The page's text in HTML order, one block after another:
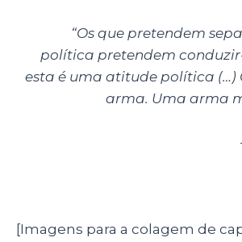
“Os que pretendem
política pretendem
esta é uma atitude política (…)
arma. Uma arma
[Imagens para a colagem de